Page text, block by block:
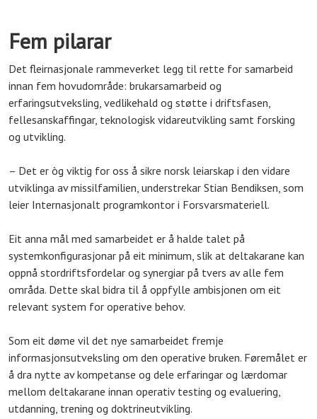
Fem pilarar
Det fleirnasjonale rammeverket legg til rette for samarbeid
innan fem hovudområde: brukarsamarbeid og
erfaringsutveksling, vedlikehald og støtte i driftsfasen,
fellesanskaffingar, teknologisk vidareutvikling samt forsking
og utvikling.
– Det er òg viktig for oss å sikre norsk leiarskap i den vidare
utviklinga av missilfamilien, understrekar Stian Bendiksen, som
leier Internasjonalt programkontor i Forsvarsmateriell.
Eit anna mål med samarbeidet er å halde talet på
systemkonfigurasjonar på eit minimum, slik at deltakarane kan
oppnå stordriftsfordelar og synergiar på tvers av alle fem
områda. Dette skal bidra til å oppfylle ambisjonen om eit
relevant system for operative behov.
Som eit døme vil det nye samarbeidet fremje
informasjonsutveksling om den operative bruken. Føremålet er
å dra nytte av kompetanse og dele erfaringar og lærdomar
mellom deltakarane innan operativ testing og evaluering,
utdanning, trening og doktrineutvikling.